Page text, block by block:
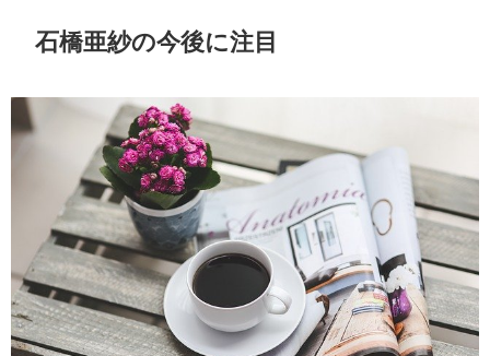
石橋亜紗の今後に注目